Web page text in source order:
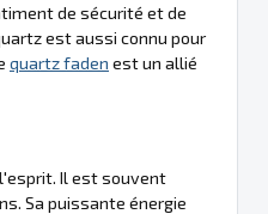
de sécurité et de
est aussi connu pour
quartz faden est un allié
Il est souvent
Sa puissante énergie